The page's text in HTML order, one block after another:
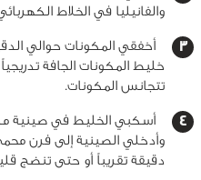
والفانيليا في الخلاط
أخفقي المكونات حوالي
خليط المكونات الجافة
تتجانس المكونات.
أسكبي الخليط في صينية
دقيقة تقريباً أو حتى تنضج